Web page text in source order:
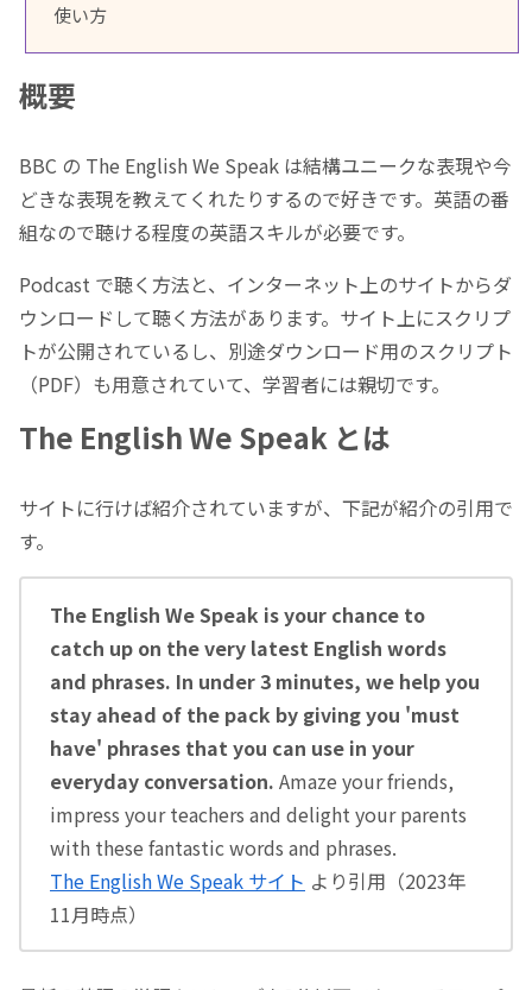
使い方
概要
BBC の The English We Speak は結構ユニークな表現や今
どきな表現を教えてくれたりするので好きです。英語の番
組なので聴ける程度の英語スキルが必要です。
Podcast で聴く方法と、インターネット上のサイトからダ
ウンロードして聴く方法があります。サイト上にスクリプ
トが公開されているし、別途ダウンロード用のスクリプト
（PDF）も用意されていて、学習者には親切です。
The English We Speak とは
サイトに行けば紹介されていますが、下記が紹介の引用で
す。
The English We Speak is your chance to
catch up on the very latest English words
and phrases. In under 3 minutes, we help you
stay ahead of the pack by giving you 'must
have' phrases that you can use in your
everyday conversation. Amaze your friends,
impress your teachers and delight your parents
with these fantastic words and phrases.
The English We Speak サイト より引用（2023年
11月時点）